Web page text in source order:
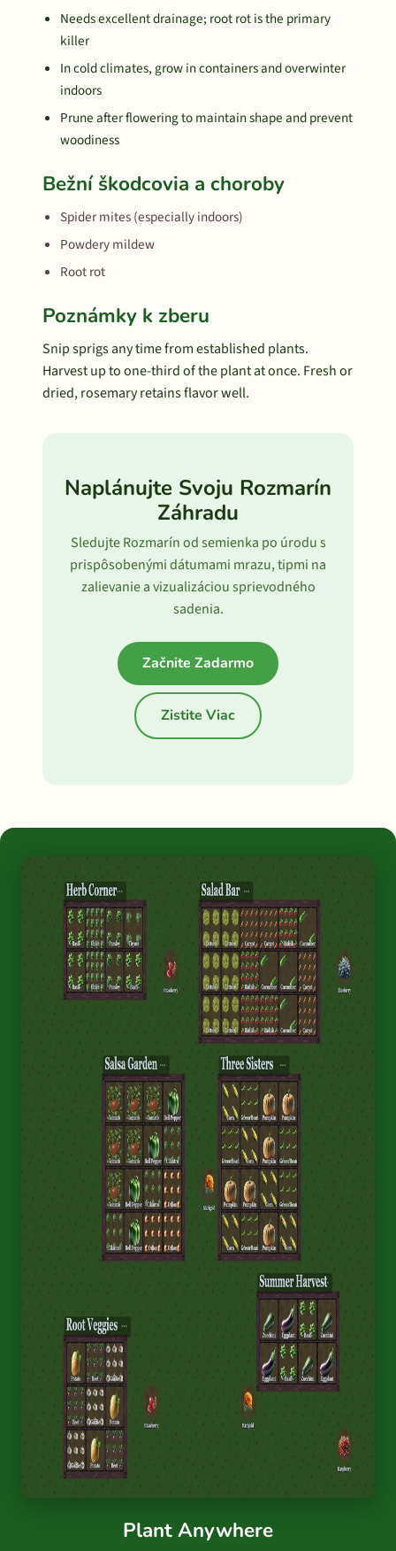
Needs excellent drainage; root rot is the primary
killer
In cold climates, grow in containers and overwinter
indoors
Prune after flowering to maintain shape and prevent
woodiness
Bežní škodcovia a choroby
Spider mites (especially indoors)
Powdery mildew
Root rot
Poznámky k zberu
Snip sprigs any time from established plants.
Harvest up to one-third of the plant at once. Fresh or
dried, rosemary retains flavor well.
Naplánujte Svoju Rozmarín
Záhradu
Sledujte Rozmarín od semienka po úrodu s
prispôsobenými dátumami mrazu, tipmi na
zalievanie a vizualizáciou sprievodného
sadenia.
Začnite Zadarmo
Zistite Viac
Plant Anywhere